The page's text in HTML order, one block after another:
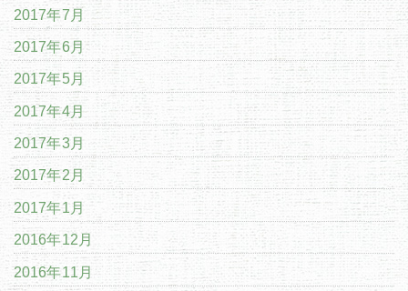
2017年7月
2017年6月
2017年5月
2017年4月
2017年3月
2017年2月
2017年1月
2016年12月
2016年11月